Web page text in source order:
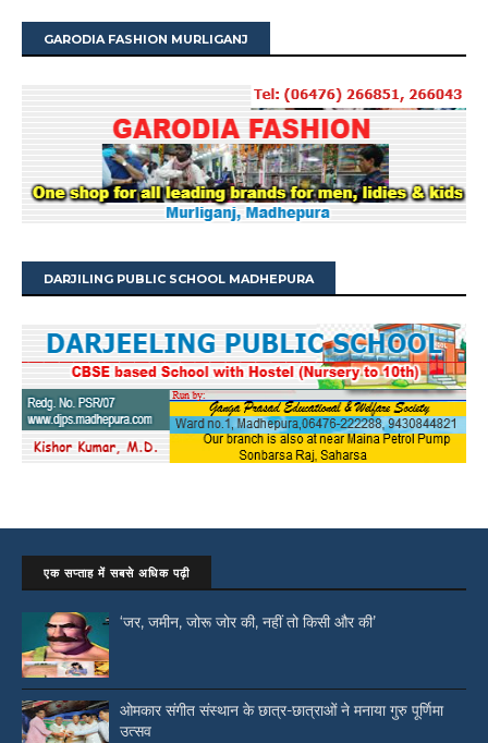
GARODIA FASHION MURLIGANJ
DARJILING PUBLIC SCHOOL MADHEPURA
एक सप्ताह में सबसे अधिक पढ़ी
‘जर, जमीन, जोरू जोर की, नहीं तो किसी और की’
ओमकार संगीत संस्थान के छात्र-छात्राओं ने मनाया गुरु पूर्णिमा
उत्सव